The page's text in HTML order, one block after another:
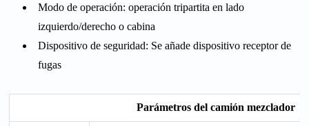
Modo de operación: operación tripartita en lado
izquierdo/derecho o cabina
Dispositivo de seguridad: Se añade dispositivo receptor de
fugas
Parámetros del camión mezclador